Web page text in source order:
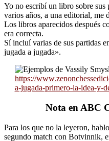
Yo no escribí un libro sobre sus
varios años, a una editorial, me
Los libros aparecidos después
era correcta.
Sí incluí varias de sus partidas
jugada a jugada».
https://
a-jugada-primero-la-idea-y-
Nota en ABC
Para los que no la leyeron,
segundo match con Botvinnik,